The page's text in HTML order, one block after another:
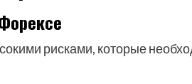
рисками, которые